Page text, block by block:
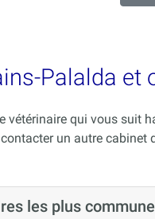
Palalda et
vétérinaire qui vous suit
un autre cabinet
les plus